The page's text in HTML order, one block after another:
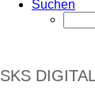
Suchen
SKS